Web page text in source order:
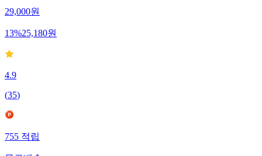
29,000원
13%25,180원
4.9
(35)
755적립